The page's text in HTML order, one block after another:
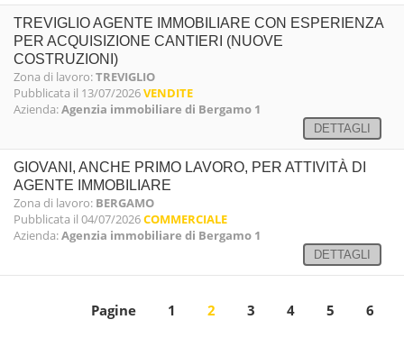
TREVIGLIO AGENTE IMMOBILIARE CON ESPERIENZA
PER ACQUISIZIONE CANTIERI (NUOVE
COSTRUZIONI)
Zona di lavoro:TREVIGLIO
Pubblicata il 13/07/2026VENDITE
Azienda:Agenzia immobiliare di Bergamo 1
DETTAGLI
GIOVANI, ANCHE PRIMO LAVORO, PER ATTIVITÀ DI
AGENTE IMMOBILIARE
Zona di lavoro: BERGAMO
Pubblicata il 04/07/2026COMMERCIALE
Azienda:Agenzia immobiliare di Bergamo 1
DETTAGLI
Pagine 1 2 3 4 5 6